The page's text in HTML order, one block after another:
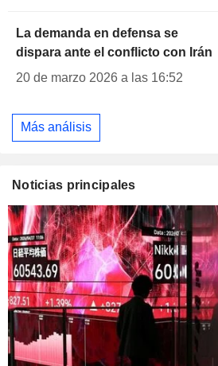
La demanda en defensa se
dispara ante el conflicto con Irán
20 de marzo 2026 a las 16:52
Más análisis
Noticias principales